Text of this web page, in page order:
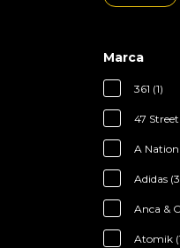
Marca
361 (1)
47 Street
A
Adidas
Anca &
Atomik